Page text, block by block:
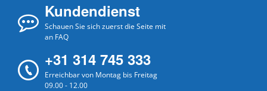
Kundendienst
Schauen Sie sich zuerst die Seite mit
an FAQ
+31 314 745 333
Erreichbar von Montag bis Freitag
09.00 - 12.00